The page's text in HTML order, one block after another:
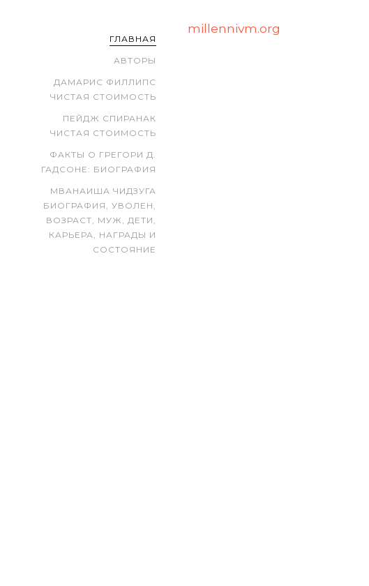
ГЛАВНАЯ
АВТОРЫ
ДАМАРИС ФИЛЛИПС
ЧИСТАЯ СТОИМОСТЬ
ПЕЙДЖ СПИРАНАК
ЧИСТАЯ СТОИМОСТЬ
ФАКТЫ О ГРЕГОРИ Д.
ГАДСОНЕ: БИОГРАФИЯ
МВАНАИША ЧИДЗУГА
БИОГРАФИЯ, УВОЛЕН,
ВОЗРАСТ, МУЖ, ДЕТИ,
КАРЬЕРА, НАГРАДЫ И
СОСТОЯНИЕ
millennivm.org